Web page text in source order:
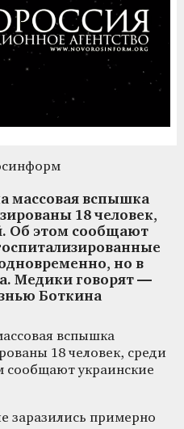
массовая вспышка
18 человек,
Об этом сообщают
но в
Медики говорят —
Боткина
вспышка
18 человек, среди
сообщают украинские
заразились примерно